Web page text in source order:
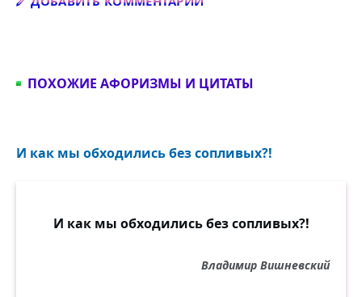
ПОХОЖИЕ АФОРИЗМЫ И ЦИТАТЫ
И как мы обходились без сопливых?!
И как мы обходились без сопливых?!
Владимир Вишневский